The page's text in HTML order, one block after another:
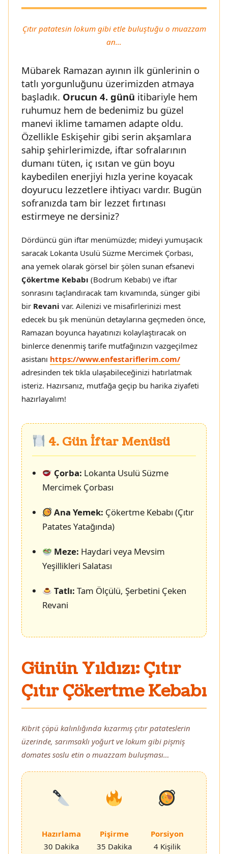
Çıtır patatesin lokum gibi etle buluştuğu o muazzam
an…
Mübarek Ramazan ayının ilk günlerinin o
tatlı yorgunluğunu üzerimizden atmaya
başladık. Orucun 4. günü itibariyle hem
ruhumuz hem de bedenimiz bu güzel
manevi iklime tamamen adapte oldu.
Özellikle Eskişehir gibi serin akşamlara
sahip şehirlerimizde, iftar sofralarının
dumanı tüten, iç ısıtan ve gün boyu
kaybedilen enerjiyi hızla yerine koyacak
doyurucu lezzetlere ihtiyacı vardır. Bugün
sofranızda tam bir lezzet fırtınası
estirmeye ne dersiniz?
Dördüncü gün iftar menümüzde; mideyi yumuşacık
saracak Lokanta Usulü Süzme Mercimek Çorbası,
ana yemek olarak görsel bir şölen sunan efsanevi
Çökertme Kebabı (Bodrum Kebabı) ve iftar
sonrasını taçlandıracak tam kıvamında, sünger gibi
bir Revani var. Ailenizi ve misafirlerinizi mest
edecek bu şık menünün detaylarına geçmeden önce,
Ramazan boyunca hayatınızı kolaylaştıracak on
binlerce denenmiş tarife mutfağınızın vazgeçilmez
asistanı https://www.enfestariflerim.com/
adresinden tek tıkla ulaşabileceğinizi hatırlatmak
isteriz. Hazırsanız, mutfağa geçip bu harika ziyafeti
hazırlayalım!
4. Gün İftar Menüsü
Çorba: Lokanta Usulü Süzme
Mercimek Çorbası
Ana Yemek: Çökertme Kebabı (Çıtır
Patates Yatağında)
Meze: Haydari veya Mevsim
Yeşillikleri Salatası
Tatlı: Tam Ölçülü, Şerbetini Çeken
Revani
Günün Yıldızı: Çıtır
Çıtır Çökertme Kebabı
Kibrit çöpü kalınlığında kızarmış çıtır patateslerin
üzerinde, sarımsaklı yoğurt ve lokum gibi pişmiş
domates soslu etin o muazzam buluşması…
Hazırlama
30 Dakika
Pişirme
35 Dakika
Porsiyon
4 Kişilik